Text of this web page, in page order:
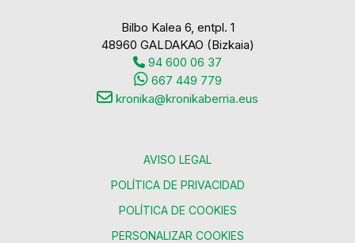
Bilbo Kalea 6, entpl. 1
48960 GALDAKAO (Bizkaia)
94 600 06 37
667 449 779
kronika@kronikaberria.eus
AVISO LEGAL
POLÍTICA DE PRIVACIDAD
POLÍTICA DE COOKIES
PERSONALIZAR COOKIES